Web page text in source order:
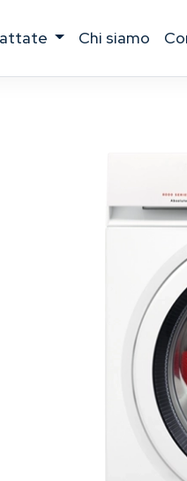
chi siamo